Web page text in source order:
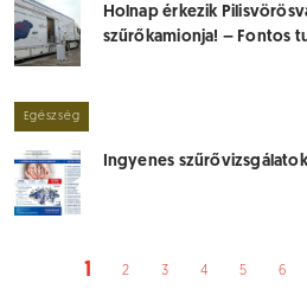
Holnap érkezik
szűrőkamionja! – Fontos
Egészség
Ingyenes
1 2 3 4 5 6